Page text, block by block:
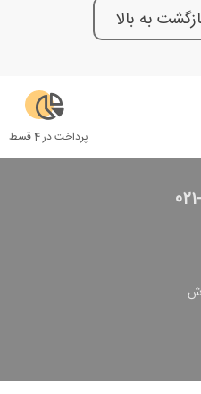
به بالا
پرداخت در 4 قسط